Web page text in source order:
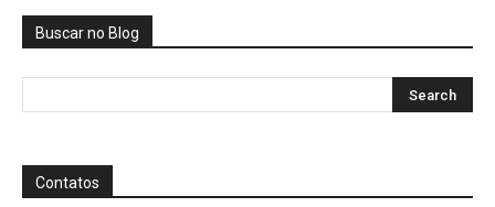
Buscar no Blog
Contatos